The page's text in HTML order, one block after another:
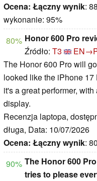
Ocena: Łączny wynik:
wykonanie: 95%
80% Honor 600 Pro
Źródło: T3
The Honor 600 Pro will
looked like the iPhone 17
it's a great performer,
display.
Recenzja laptopa,
długa, Data: 10/07/2026
Ocena: Łączny wynik:
90% The Honor 600
tries to please